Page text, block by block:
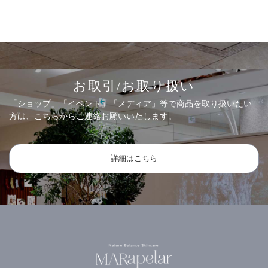
お取引/お取り扱い
「ショップ」「イベント」「メディア」等で商品を取り扱いたい
方は、こちらからご連絡お願いいたします。
詳細はこちら